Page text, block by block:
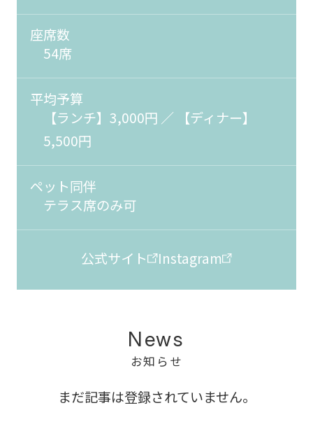
座席数
54席
平均予算
【ランチ】3,000円 ／ 【ディナー】
5,500円
ペット同伴
テラス席のみ可
公式サイト Instagram
News
お知らせ
まだ記事は登録されていません。